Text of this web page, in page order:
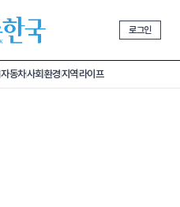
로그인
자동차사회환경지역라이프